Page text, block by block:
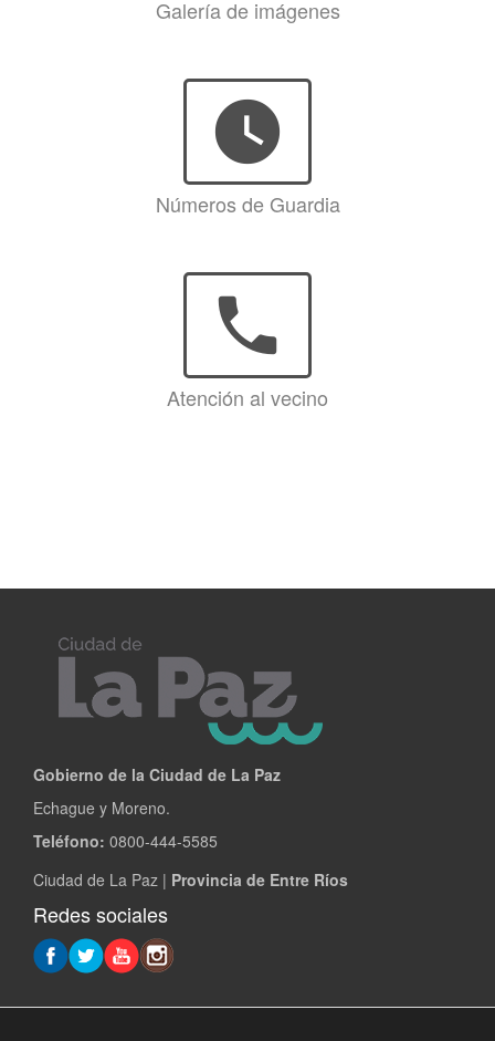
Galería de imágenes
watch_later
Números de Guardia
phone
Atención al vecino
Gobierno de la Ciudad de La Paz
Echague y Moreno.
Teléfono: 0800-444-5585
Ciudad de La Paz | Provincia de Entre Ríos
Redes sociales